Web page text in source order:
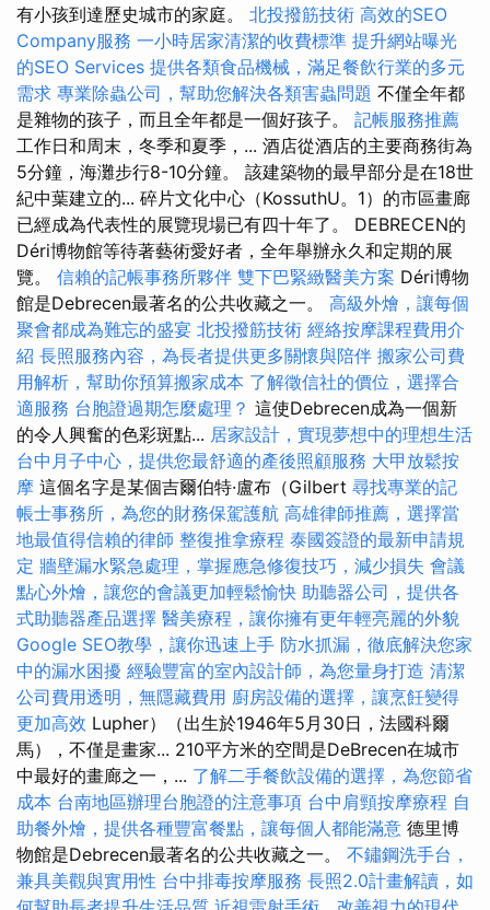
有小孩到達歷史城市的家庭。 北投撥筋技術 高效的SEO
Company服務 一小時居家清潔的收費標準 提升網站曝光
的SEO Services 提供各類食品機械，滿足餐飲行業的多元
需求 專業除蟲公司，幫助您解決各類害蟲問題 不僅全年都
是雜物的孩子，而且全年都是一個好孩子。 記帳服務推薦
工作日和周末，冬季和夏季，... 酒店從酒店的主要商務街為
5分鐘，海灘步行8-10分鐘。 該建築物的最早部分是在18世
紀中葉建立的... 碎片文化中心（KossuthU。1）的市區畫廊
已經成為代表性的展覽現場已有四十年了。 DEBRECEN的
Déri博物館等待著藝術愛好者，全年舉辦永久和定期的展
覽。 信賴的記帳事務所夥伴 雙下巴緊緻醫美方案 Déri博物
館是Debrecen最著名的公共收藏之一。 高級外燴，讓每個
聚會都成為難忘的盛宴 北投撥筋技術 經絡按摩課程費用介
紹 長照服務內容，為長者提供更多關懷與陪伴 搬家公司費
用解析，幫助你預算搬家成本 了解徵信社的價位，選擇合
適服務 台胞證過期怎麼處理？ 這使Debrecen成為一個新
的令人興奮的色彩斑點... 居家設計，實現夢想中的理想生活
台中月子中心，提供您最舒適的產後照顧服務 大甲放鬆按
摩 這個名字是某個吉爾伯特·盧布（Gilbert 尋找專業的記
帳士事務所，為您的財務保駕護航 高雄律師推薦，選擇當
地最值得信賴的律師 整復推拿療程 泰國簽證的最新申請規
定 牆壁漏水緊急處理，掌握應急修復技巧，減少損失 會議
點心外燴，讓您的會議更加輕鬆愉快 助聽器公司，提供各
式助聽器產品選擇 醫美療程，讓你擁有更年輕亮麗的外貌
Google SEO教學，讓你迅速上手 防水抓漏，徹底解決您家
中的漏水困擾 經驗豐富的室內設計師，為您量身打造 清潔
公司費用透明，無隱藏費用 廚房設備的選擇，讓烹飪變得
更加高效 Lupher）（出生於1946年5月30日，法國科爾
馬），不僅是畫家... 210平方米的空間是DeBrecen在城市
中最好的畫廊之一，... 了解二手餐飲設備的選擇，為您節省
成本 台南地區辦理台胞證的注意事項 台中肩頸按摩療程 自
助餐外燴，提供各種豐富餐點，讓每個人都能滿意 德里博
物館是Debrecen最著名的公共收藏之一。 不鏽鋼洗手台，
兼具美觀與實用性 台中排毒按摩服務 長照2.0計畫解讀，如